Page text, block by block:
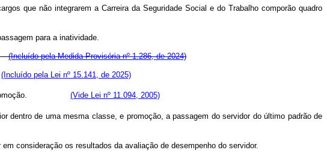
que não integrarem a Carreira da Seguridade Social e do Trabalho comporão quadro
para a inatividade.
(Incluído pela Medida Provisória nº 1.286, de 2024)
(Incluído pela Lei nº 15.141, de 2025)
e promoção. (Vide Lei nº 11.094, 2005)
dentro de uma mesma classe, e promoção, a passagem do servidor do último padrão de
consideração os resultados da avaliação de desempenho do servidor.